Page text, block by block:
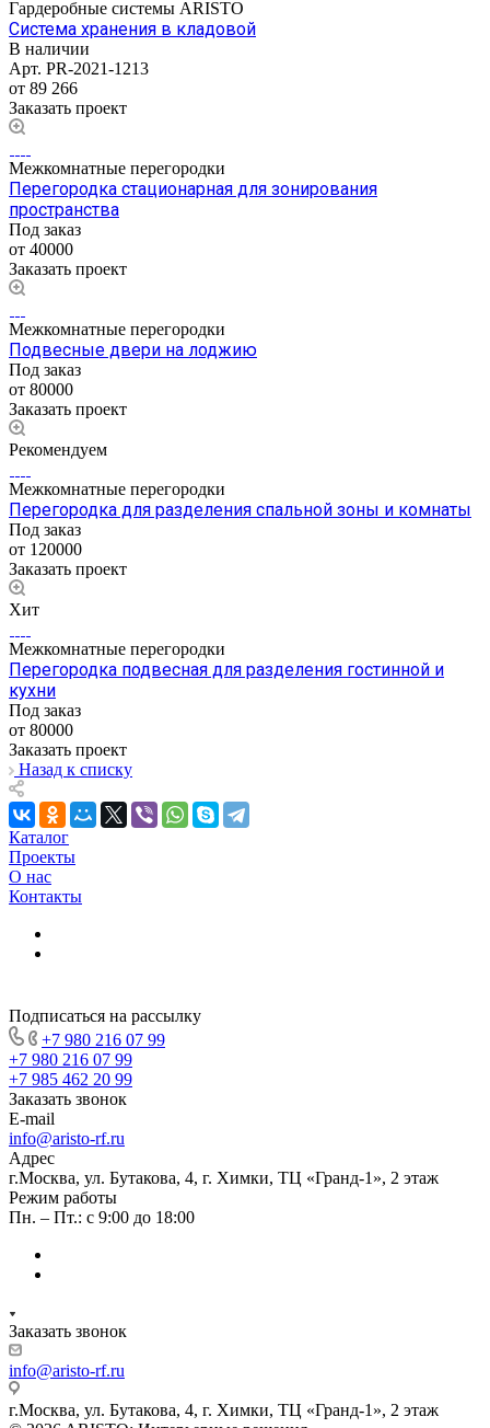
Гардеробные системы ARISTO
Система хранения в кладовой
В наличии
Арт. PR-2021-1213
от 89 266
Заказать проект
Межкомнатные перегородки
Перегородка стационарная для зонирования
пространства
Под заказ
от 40000
Заказать проект
Межкомнатные перегородки
Подвесные двери на лоджию
Под заказ
от 80000
Заказать проект
Рекомендуем
Межкомнатные перегородки
Перегородка для разделения спальной зоны и комнаты
Под заказ
от 120000
Заказать проект
Хит
Межкомнатные перегородки
Перегородка подвесная для разделения гостинной и
кухни
Под заказ
от 80000
Заказать проект
Назад к списку
Каталог
Проекты
О нас
Контакты
Подписаться на рассылку
+7 980 216 07 99
+7 980 216 07 99
+7 985 462 20 99
Заказать звонок
E-mail
info@aristo-rf.ru
Адрес
г.Москва, ул. Бутакова, 4, г. Химки, ТЦ «Гранд-1», 2 этаж
Режим работы
Пн. – Пт.: с 9:00 до 18:00
Заказать звонок
info@aristo-rf.ru
г.Москва, ул. Бутакова, 4, г. Химки, ТЦ «Гранд-1», 2 этаж